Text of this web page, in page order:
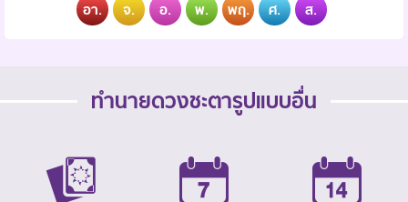
อา. จ. อ. พ. พฤ. ศ. ส.
ทำนายดวงชะตารูปแบบอื่น